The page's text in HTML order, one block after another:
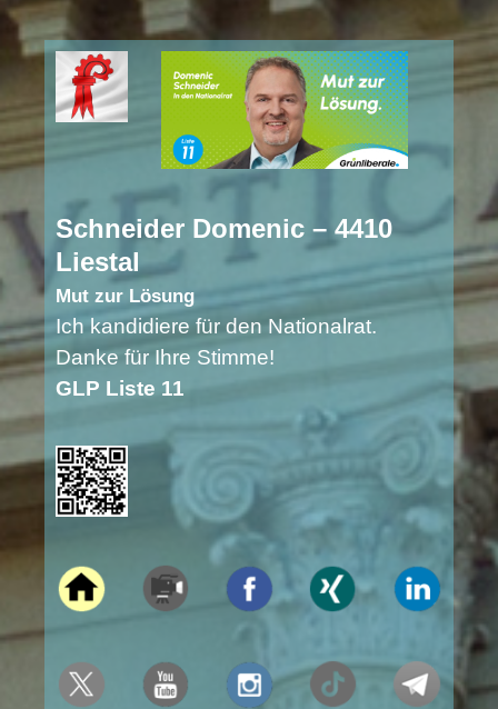
Schneider Domenic – 4410
Liestal
Mut zur Lösung
Ich kandidiere für den Nationalrat.
Danke für Ihre Stimme!
GLP Liste 11